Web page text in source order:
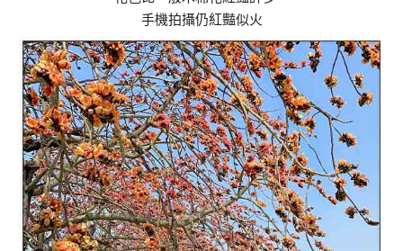
手機拍攝仍紅豔似火